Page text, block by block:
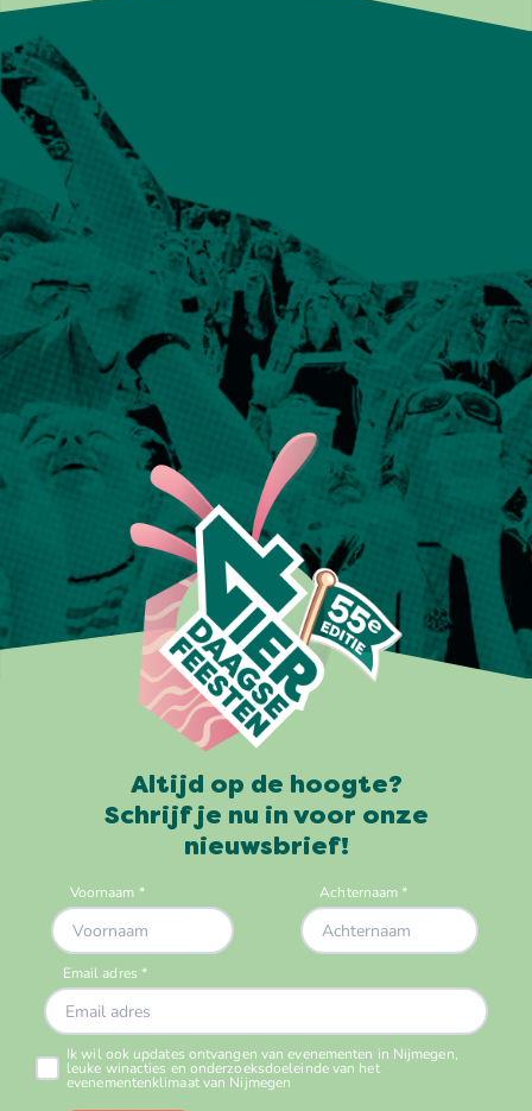
Altijd op de hoogte?
Schrijf je nu in voor onze
nieuwsbrief!